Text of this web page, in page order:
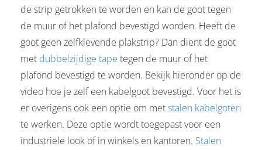
de strip getrokken te worden en kan de goot tegen
de muur of het plafond bevestigd worden. Heeft de
goot geen zelfklevende plakstrip? Dan dient de goot
met dubbelzijdige tape tegen de muur of het
plafond bevestigd te worden. Bekijk hieronder op de
video hoe je zelf een kabelgoot bevestigd. Voor het is
er overigens ook een optie om metstalen kabelgoten
te werken. Deze optie wordt toegepast voor een
industriële look of in winkels en kantoren. Stalen